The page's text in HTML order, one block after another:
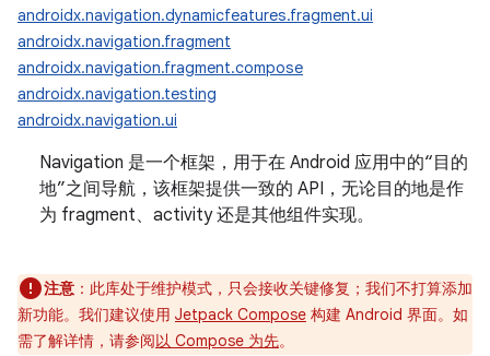
androidx.navigation.dynamicfeatures.fragment.ui
androidx.navigation.fragment
androidx.navigation.fragment.compose
androidx.navigation.testing
androidx.navigation.ui
Navigation 是一个框架，用于在 Android 应用中的“目的
地”之间导航，该框架提供一致的 API，无论目的地是作
为 fragment、activity 还是其他组件实现。
注意 ：此库处于维护模式，只会接收关键修复；我们不打算添加
新功能。我们建议使用 Jetpack Compose 构建 Android 界面。如
需了解详情，请参阅以 Compose 为先。